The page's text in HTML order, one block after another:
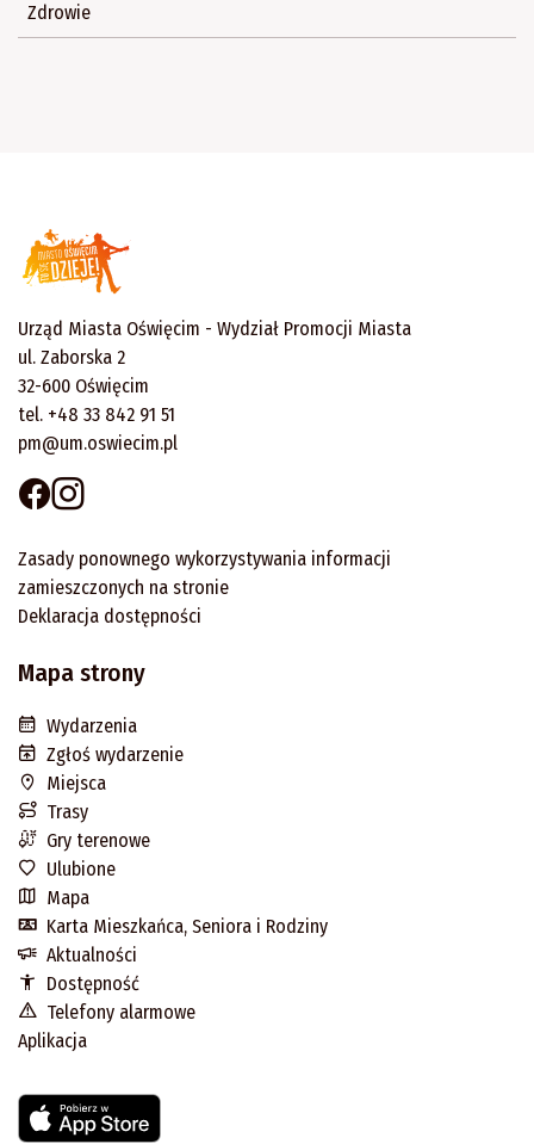
Zdrowie
Urząd Miasta Oświęcim - Wydział Promocji Miasta
ul. Zaborska 2
32-600 Oświęcim
tel. +48 33 842 91 51
pm@um.oswiecim.pl
Zasady ponownego wykorzystywania informacji
zamieszczonych na stronie
Deklaracja dostępności
Mapa strony
Wydarzenia
Zgłoś wydarzenie
Miejsca
Trasy
Gry terenowe
Ulubione
Mapa
Karta Mieszkańca, Seniora i Rodziny
Aktualności
Dostępność
Telefony alarmowe
Aplikacja